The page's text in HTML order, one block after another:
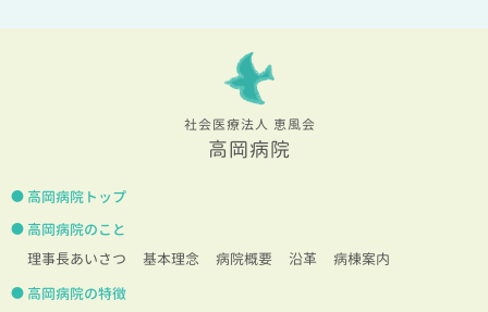
社会医療法人 恵風会
高岡病院
高岡病院トップ
高岡病院のこと
理事長あいさつ
基本理念 病院概要 沿革
病棟案内
高岡病院の特徴